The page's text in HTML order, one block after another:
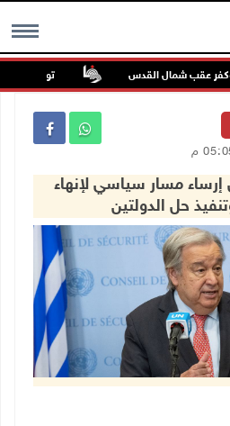
MENU
تواصل
مسار سياسي لإنهاء
حل الدولتين